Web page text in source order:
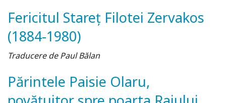
Fericitul Stareț Filotei Zervakos
(1884-1980)
Traducere de Paul Bălan
Părintele Paisie Olaru,